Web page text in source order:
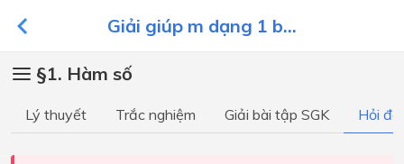
Giải giúp m dạng 1 b...
§1. Hàm số
Lý thuyết Trắc nghiệm Giải bài tập SGK Hỏi